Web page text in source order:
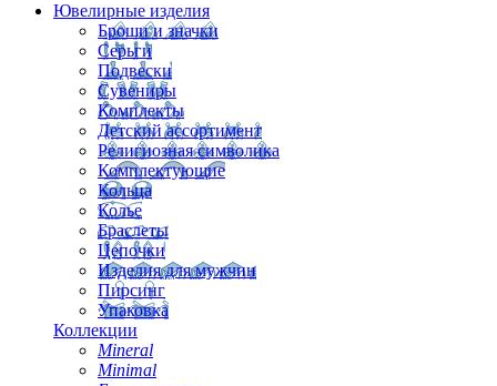
Ювелирные изделия
Броши и значки
Серьги
Подвески
Сувениры
Комплекты
Детский ассортимент
Религиозная символика
Комплектующие
Кольца
Колье
Браслеты
Цепочки
Изделия для мужчин
Пирсинг
Упаковка
Коллекции
Mineral
Minimal